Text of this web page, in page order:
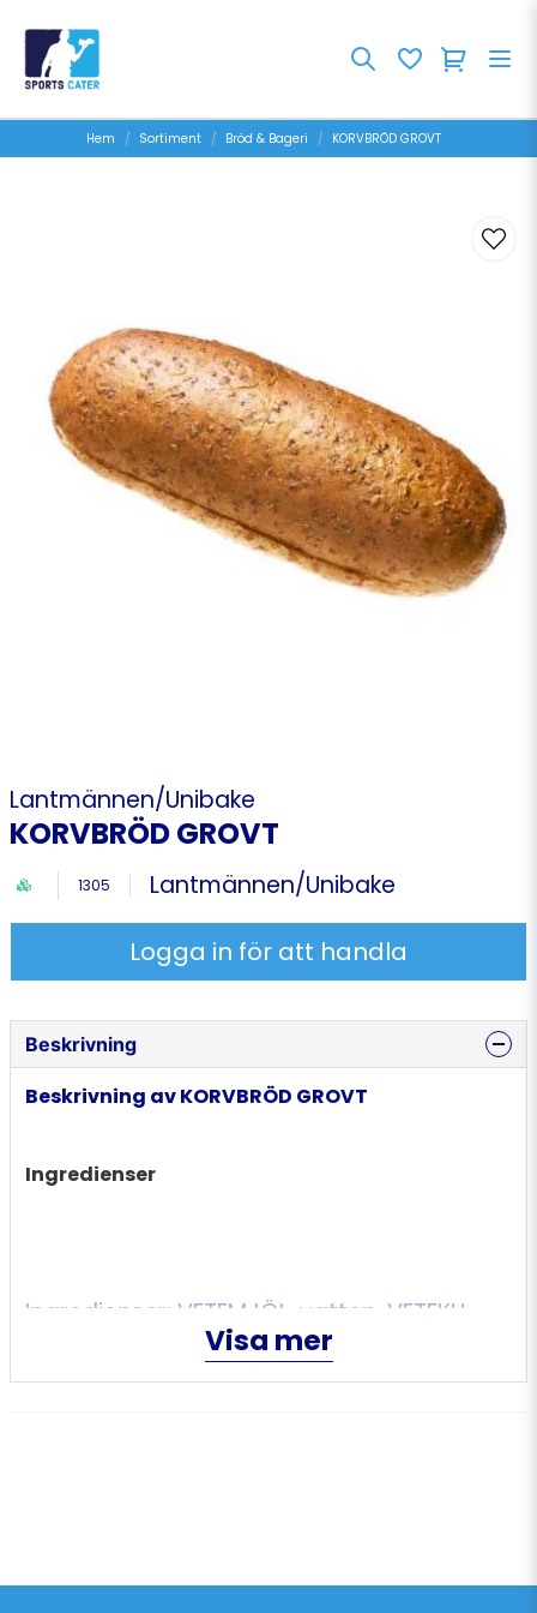
Hem Sortiment Bröd & Bageri KORVBRÖD GROVT
Lantmännen/Unibake
KORVBRÖD GROVT
1305 Lantmännen/Unibake
Logga in för att handla
Beskrivning
Beskrivning av KORVBRÖD GROVT
Ingredienser
Ingredienser: VETEMJÖL, vatten, VETEKLI,
invertsocker, rapsolja, VETEGLUTEN, jäst,
salt, fermenterat VETEMJÖL, vegetabiliskt
Visa mer